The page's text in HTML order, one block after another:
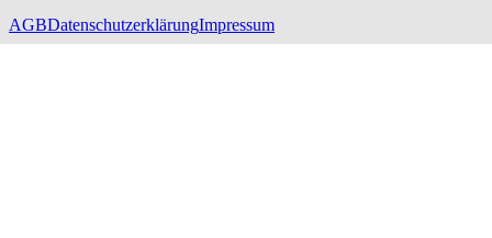
AGBDatenschutzerklärungImpressum